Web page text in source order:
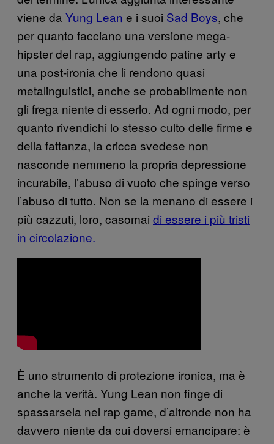
viene da Yung Lean e i suoi Sad Boys, che
per quanto facciano una versione mega-
hipster del rap, aggiungendo patine arty e
una post-ironia che li rendono quasi
metalinguistici, anche se probabilmente non
gli frega niente di esserlo. Ad ogni modo, per
quanto rivendichi lo stesso culto delle firme e
della fattanza, la cricca svedese non
nasconde nemmeno la propria depressione
incurabile, l’abuso di vuoto che spinge verso
l’abuso di tutto. Non se la menano di essere i
più cazzuti, loro, casomai di essere i più tristi
in circolazione.
È uno strumento di protezione ironica, ma è
anche la verità. Yung Lean non finge di
spassarsela nel rap game, d’altronde non ha
davvero niente da cui doversi emancipare: è